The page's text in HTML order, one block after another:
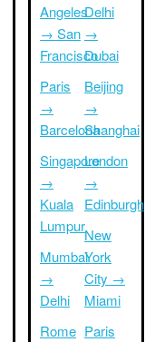
Angeles
→ San
Francisco
Paris
→
Barcelona
Singapore
→
Kuala
Lumpur
Mumbai
→
Delhi
Rome
Delhi
→
Dubai
Beijing
→
Shanghai
London
→
Edinburgh
New
York
City →
Miami
Paris